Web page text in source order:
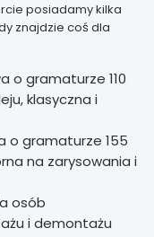
posiadamy kilka
znajdzie coś dla
o gramaturze 110
klasyczna i
o gramaturze 155
na zarysowania i
osób
i demontażu